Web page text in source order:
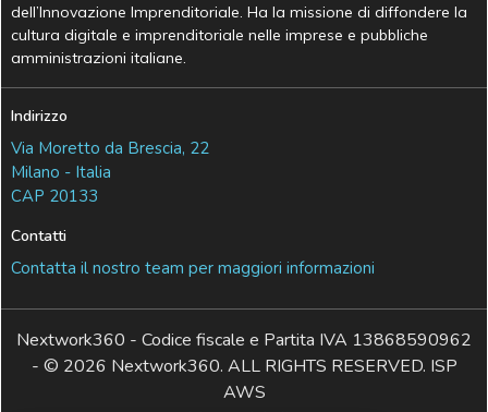
dell’Innovazione Imprenditoriale. Ha la missione di diffondere la
cultura digitale e imprenditoriale nelle imprese e pubbliche
amministrazioni italiane.
Indirizzo
Via Moretto da Brescia, 22
Milano - Italia
CAP 20133
Contatti
Contatta il nostro team per maggiori informazioni
Nextwork360 - Codice fiscale e Partita IVA 13868590962
- © 2026 Nextwork360. ALL RIGHTS RESERVED. ISP
AWS